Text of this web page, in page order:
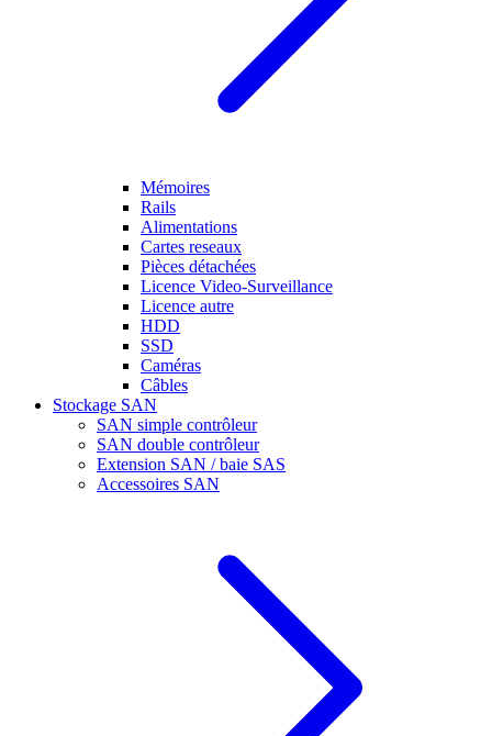
Mémoires
Rails
Alimentations
Cartes reseaux
Pièces détachées
Licence Video-Surveillance
Licence autre
HDD
SSD
Caméras
Câbles
Stockage SAN
SAN simple contrôleur
SAN double contrôleur
Extension SAN / baie SAS
Accessoires SAN